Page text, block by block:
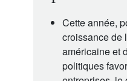
Cette année,
croissance de
américaine et
politiques